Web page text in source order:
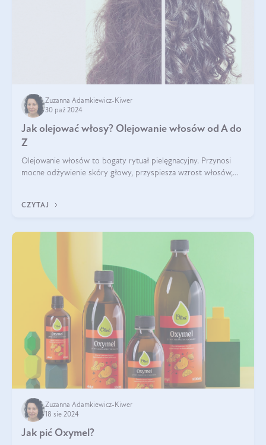
Zuzanna Adamkiewicz-Kiwer
30 paź 2024
Jak olejować włosy? Olejowanie włosów od A do
Z
Olejowanie włosów to bogaty rytuał pielęgnacyjny. Przynosi
mocne odżywienie skóry głowy, przyspiesza wzrost włosów,
CZYTAJ
Zuzanna Adamkiewicz-Kiwer
18 sie 2024
Jak pić Oxymel?